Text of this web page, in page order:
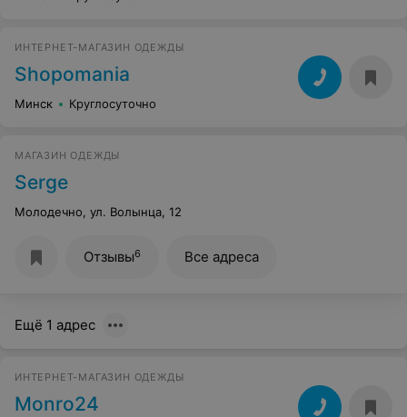
ИНТЕРНЕТ-МАГАЗИН ОДЕЖДЫ
Shopomania
Минск Круглосуточно
МАГАЗИН ОДЕЖДЫ
Serge
Молодечно, ул. Волынца, 12
Отзывы6 Все адреса
Ещё 1 адрес
ИНТЕРНЕТ-МАГАЗИН ОДЕЖДЫ
Monro24